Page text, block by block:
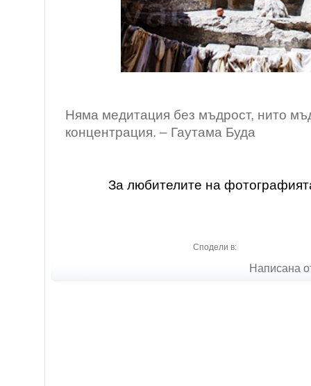
Няма медитация без мъдрост, нито
концентрация. – Гаутама Буда
За любителите на
Сподели в:
Написана